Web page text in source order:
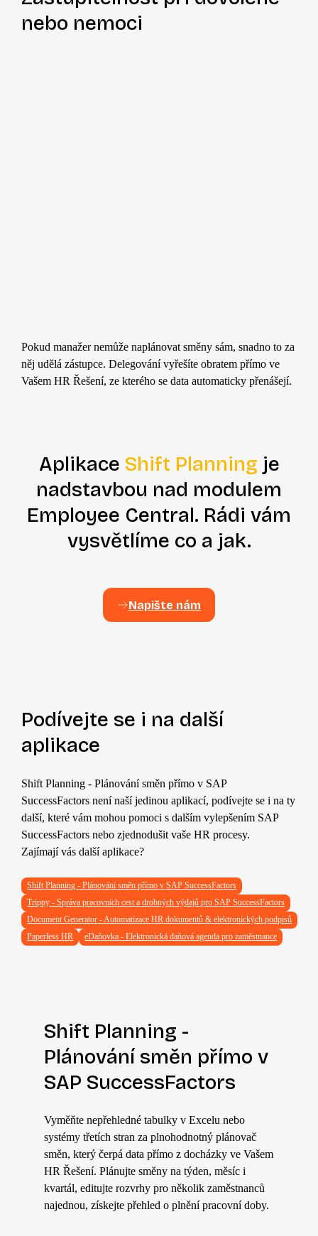
nebo nemoci
Pokud manažer nemůže naplánovat směny sám, snadno to za
něj udělá zástupce. Delegování vyřešíte obratem přímo ve
Vašem HR Řešení, ze kterého se data automaticky přenášejí.
Aplikace Shift Planning je
nadstavbou nad modulem
Employee Central. Rádi vám
vysvětlíme co a jak.
Napište nám
Podívejte se i na další
aplikace
Shift Planning - Plánování směn přímo v SAP
SuccessFactors není naší jedinou aplikací, podívejte se i na ty
další, které vám mohou pomoci s dalším vylepšením SAP
SuccessFactors nebo zjednodušit vaše HR procesy.
Zajímají vás další aplikace?
Shift Planning - Plánování směn přímo v SAP SuccessFactors
Trippy - Správa pracovních cest a drobných výdajů pro SAP SuccessFactors
Document Generator - Automatizace HR dokumentů & elektronických podpisů
Paperless HR
eDaňovka - Elektronická daňová agenda pro zaměstnance
Shift Planning -
Plánování směn přímo v
SAP SuccessFactors
Vyměňte nepřehledné tabulky v Excelu nebo
systémy třetích stran za plnohodnotný plánovač
směn, který čerpá data přímo z docházky ve Vašem
HR Řešení. Plánujte směny na týden, měsíc i
kvartál, editujte rozvrhy pro několik zaměstnanců
najednou, získejte přehled o plnění pracovní doby.